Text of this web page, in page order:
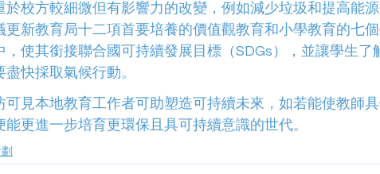
於校方較細微但有影響力的改變，例如減少垃圾和提高能源
更新教育局十二項首要培養的價值觀教育和小學教育的七
，使其銜接聯合國可持續發展目標（SDGs），並讓學生了
盡快採取氣候行動。
可見本地教育工作者可助塑造可持續未來，如若能使教師
能更進一步培育更環保且具可持續意識的世代。